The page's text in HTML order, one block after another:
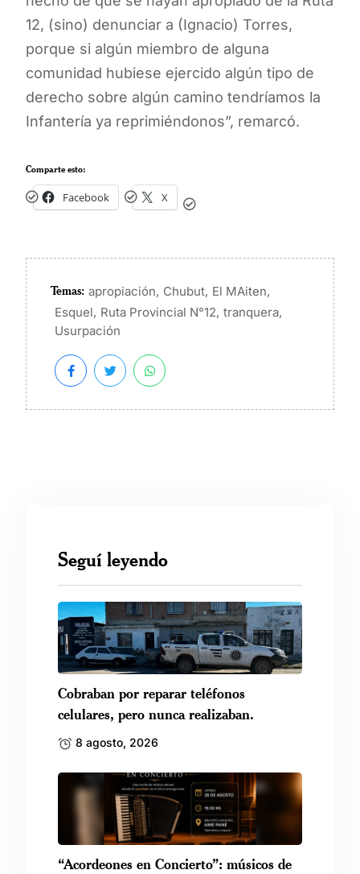
12, (sino) denunciar a (Ignacio) Torres,
porque si algún miembro de alguna
comunidad hubiese ejercido algún tipo de
derecho sobre algún camino tendríamos la
Infantería ya reprimiéndonos”, remarcó.
Comparte esto:
Facebook X
Temas: apropiación, Chubut, El MAiten,
Esquel, Ruta Provincial N°12, tranquera,
Usurpación
Seguí leyendo
Cobraban por reparar teléfonos
celulares, pero nunca realizaban.
8 agosto, 2026
“Acordeones en Concierto”: músicos de